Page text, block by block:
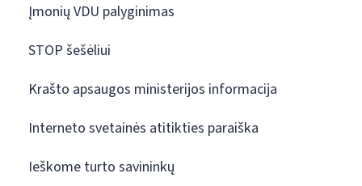
Įmonių VDU palyginimas
STOP šešėliui
Krašto apsaugos ministerijos informacija
Interneto svetainės atitikties paraiška
Ieškome turto savininkų